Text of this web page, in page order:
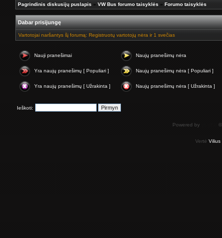
Pagrindinis diskusijų puslapis » VW Bus forumo taisyklės » Forumo taisyklės
Dabar prisijungę
Vartotojai naršantys šį forumą: Registruotų vartotojų nėra ir 1 svečias
Nauji pranešimai Naujų pranešimų nėra
Yra naujų pranešimų [ Populiari ] Naujų pranešimų nėra [ Populiari ]
Yra naujų pranešimų [ Užrakinta ] Naujų pranešimų nėra [ Užrakinta ]
Ieškoti:
Powered by
Vertė Vilius